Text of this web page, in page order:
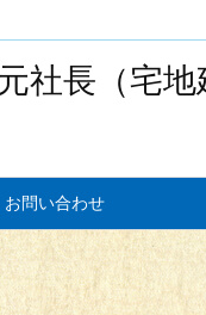
社長（宅
お問い合わせ